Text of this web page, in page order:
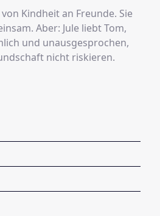
Kindheit an Freunde. Sie
Aber: Jule liebt Tom,
und unausgesprochen,
nicht riskieren.